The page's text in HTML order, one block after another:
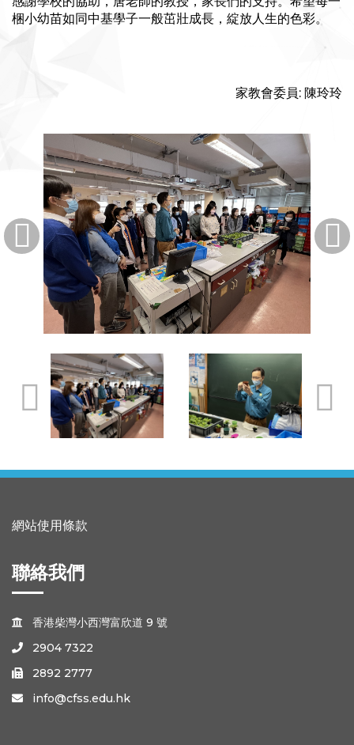
梱小幼苗如同中基學子一般茁壯成長，綻放人生的色彩。
家教會委員: 陳玲玲
網站使用條款
聯絡我們
 香港柴灣小西灣富欣道 9 號
 2904 7322
 2892 2777
 info@cfss.edu.hk